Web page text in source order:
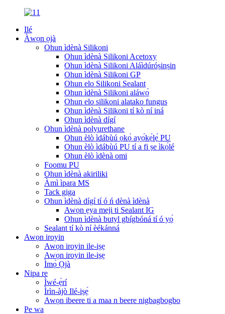
Ilé
Àwọn ọjà
Ohun ìdènà Silikoni
Ohun ìdènà Silikoni Acetoxy
Ohun ìdènà Silikoni Aláìdúróṣinṣin
Ohun ìdènà Silikoni GP
Ohun elo Silikoni Sealant
Ohun ìdènà Silikoni aláwọ̀
Ohun elo silikoni alatako fungus
Ohun ìdènà Silikoni tí kò ní iná
Ohun ìdènà dígí
Ohun ìdènà polyurethane
Ohun èlò ìdábùú ọkọ̀ ayọ́kẹ́lẹ́ PU
Ohun èlò ìdábùú PU tí a fi ṣe ìkọ́lé
Ohun èlò ìdènà omi
Foomu PU
Ohun ìdènà akiriliki
Àmì ìpara MS
Tack giga
Ohun ìdènà dígí tí ó ń dènà ìdènà
Awọn ẹya meji ti Sealant IG
Ohun ìdènà butyl gbígbóná tí ó yọ́
Sealant tí kò ní èékánná
Awọn iroyin
Awọn iroyin ile-iṣẹ
Awọn iroyin ile-iṣẹ
Ìmọ̀ Ọjà
Nipa re
Ìwé-ẹ̀rí
Ìrìn-àjò Ilé-iṣẹ́
Awọn ibeere ti a maa n beere nigbagbogbo
Pe wa